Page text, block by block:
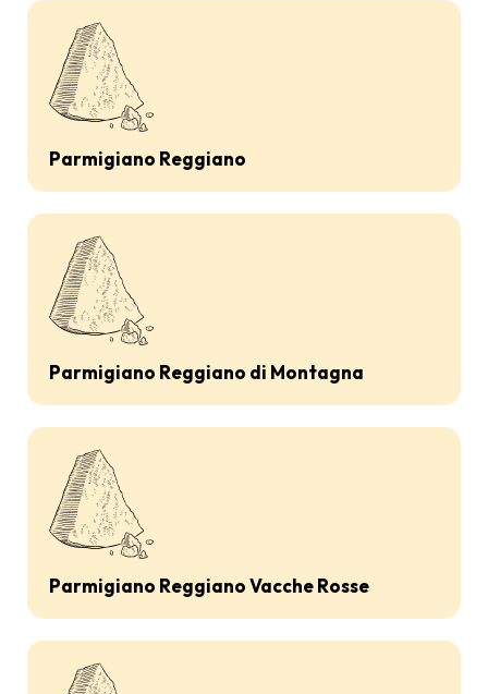
Parmigiano Reggiano
Parmigiano Reggiano di Montagna
Parmigiano Reggiano Vacche Rosse